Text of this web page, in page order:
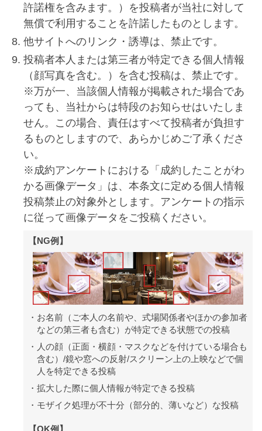
許諾権を含みます。）を投稿者が当社に対して
無償で利用することを許諾したものとします。
他サイトへのリンク・誘導は、禁止です。
投稿者本人または第三者が特定できる個人情報
（顔写真を含む。）を含む投稿は、禁止です。
※万が一、当該個人情報が掲載された場合であ
っても、当社からは特段のお知らせはいたしま
せん。この場合、責任はすべて投稿者が負担す
るものとしますので、あらかじめご了承くださ
い。
※成約アンケートにおける「成約したことがわ
かる画像データ」は、本条文に定める個人情報
投稿禁止の対象外とします。アンケートの指示
に従って画像データをご投稿ください。
【NG例】
お名前（ご本人の名前や、式場関係者やほかの参加者
などの第三者も含む）が特定できる状態での投稿
人の顔（正面・横顔・マスクなどを付けている場合も
含む）/鏡や窓への反射/スクリーン上の上映などで個
人を特定できる投稿
拡大した際に個人情報が特定できる投稿
モザイク処理が不十分（部分的、薄いなど）な投稿
【OK例】